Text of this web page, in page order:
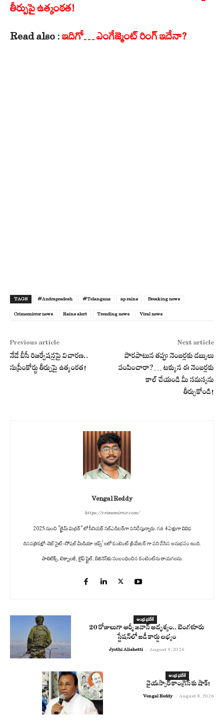
తీర్పుపై ఉత్కంఠత!
Read also : ఇదిగో… ఎంగేజ్మెంట్ రింగ్ ఇదేనా?
TAGS #Andrapradesh #Telangana ap rains Breaking news
Crimemirror news Rains alert Trending news Viral news
Previous article
నేడే బీసీ రిజర్వేషన్లపై విచారణ..
సుప్రీంకోర్టు తీర్పుపై ఉత్కంఠత!
Next article
పొరపాటున తప్పు నెంబర్లకు డబ్బులు
పంపించారా?… టక్కున ఈ నెంబర్లకు
కాల్ చేయండి మీ సమస్యను
తీర్చుకోండి!
Vengal Reddy
https://crimemirror.com/
2025 నుంచి "క్రైమ్ మిర్రర్" లో సీనియర్ సబ్‌ఎడిటర్‌గా పనిచేస్తున్నారు. గత 4 ఏళ్లుగా వివిధ
దినపత్రికల్లో-వెబ్ సైట్-సోషల్ మీడియా ఆప్స్' లలో కంటెంట్ క్రియేటర్ గా పని చేసిన అనుభవం ఉంది.
పాలిటిక్స్‌, టెక్నాలజీ, లైఫ్‌ స్టైల్‌, బిజినెస్‌కు సంబంధించిన కంటెంట్‌ను రాయగలను.
ఆంధ్ర ప్రదేశ్
20 రోజులుగా ఆర్మీ జవాన్ అదృశ్యం.. బెంగళూరు
స్టేషన్‌లో ఐడీ కార్డు లభ్యం
Jyothi Alishetti - August 9, 2026
ఆంధ్ర ప్రదేశ్
వైయస్సార్ కాంగ్రెస్ కు షాక్!
Vengal Reddy - August 8, 2026